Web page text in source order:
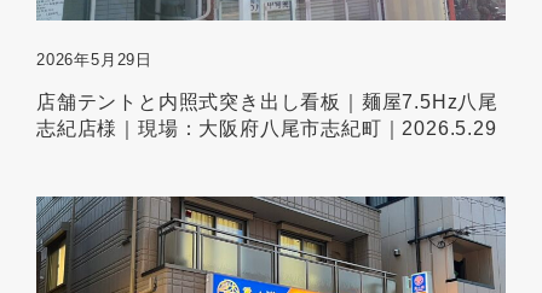
2026年5月29日
店舗テントと内照式突き出し看板｜麺屋7.5Hz八尾
志紀店様｜現場：大阪府八尾市志紀町｜2026.5.29